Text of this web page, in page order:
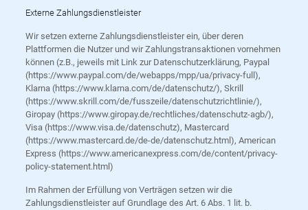
Externe Zahlungsdienstleister
Wir setzen externe Zahlungsdienstleister ein, über deren
Plattformen die Nutzer und wir Zahlungstransaktionen vornehmen
können (z.B., jeweils mit Link zur Datenschutzerklärung, Paypal
(https://www.paypal.com/de/webapps/mpp/ua/privacy-full),
Klarna (https://www.klarna.com/de/datenschutz/), Skrill
(https://www.skrill.com/de/fusszeile/datenschutzrichtlinie/),
Giropay (https://www.giropay.de/rechtliches/datenschutz-agb/),
Visa (https://www.visa.de/datenschutz), Mastercard
(https://www.mastercard.de/de-de/datenschutz.html), American
Express (https://www.americanexpress.com/de/content/privacy-
policy-statement.html)
Im Rahmen der Erfüllung von Verträgen setzen wir die
Zahlungsdienstleister auf Grundlage des Art. 6 Abs. 1 lit. b.